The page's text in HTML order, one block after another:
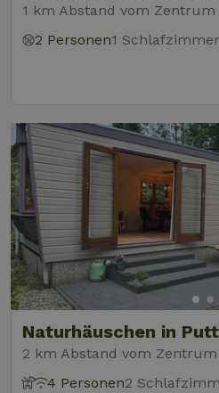
1 km Abstand vom Zentrum
2 Personen1 Schlafzimmer
Naturhäuschen in
2 km Abstand vom
4 Personen2